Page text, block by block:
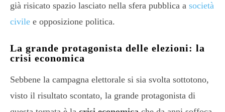
già risicato spazio lasciato nella sfera pubblica a società
civile e opposizione politica.
La grande protagonista delle elezioni: la
crisi economica
Sebbene la campagna elettorale si sia svolta sottotono,
visto il risultato scontato, la grande protagonista di